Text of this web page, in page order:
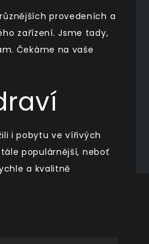
provedeních a
zařízení. Jsme tady,
Čekáme na vaše
i pobytu ve vířivých
populárnější, neboť
a kvalitně